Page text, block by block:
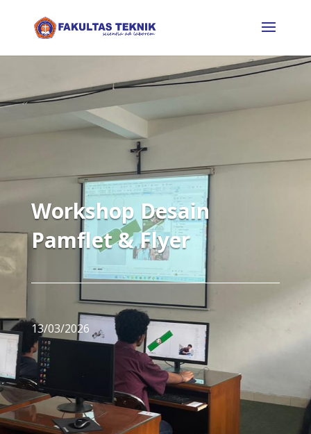
Workshop Desain
Pamflet & Flyer
13/03/2026